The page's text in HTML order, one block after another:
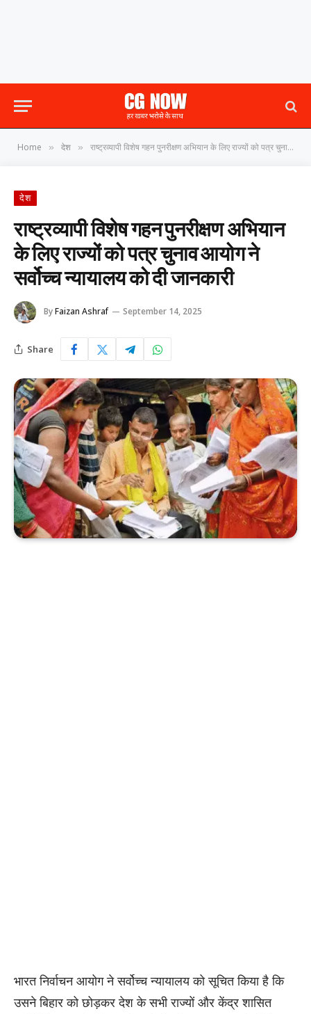
Home » देश » राष्ट्रव्यापी विशेष गहन पुनरीक्षण अभियान के लिए राज्यों को पत्र चुनाव आयोग ने सर्वोच्च न्यायालय को दी जानकारी
देश
राष्ट्रव्यापी विशेष गहन पुनरीक्षण अभियान
के लिए राज्यों को पत्र चुनाव आयोग ने
सर्वोच्च न्यायालय को दी जानकारी
ByFaizan Ashraf September 14, 2025
Share
भारत निर्वाचन आयोग ने सर्वोच्च न्यायालय को सूचित किया है कि
उसने बिहार को छोड़कर देश के सभी राज्यों और केंद्र शासित